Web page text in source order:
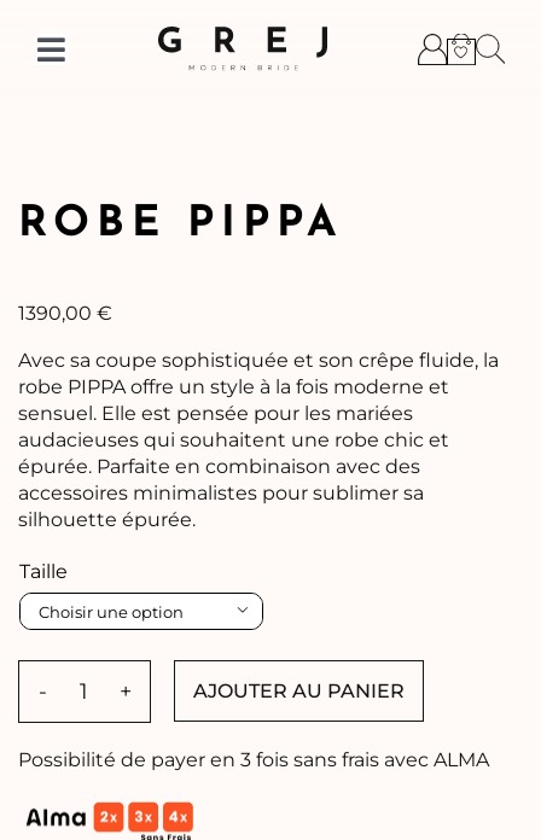
contentToggle
ROBE PIPPA
1390,00 €
Avec sa coupe sophistiquée et son crêpe fluide, la
robe PIPPA offre un style à la fois moderne et
sensuel. Elle est pensée pour les mariées
audacieuses qui souhaitent une robe chic et
épurée. Parfaite en combinaison avec des
accessoires minimalistes pour sublimer sa
silhouette épurée.
Taille

quantité
de
Robe
AJOUTER AU PANIER
Possibilité de payer en 3 fois sans frais avec ALMA